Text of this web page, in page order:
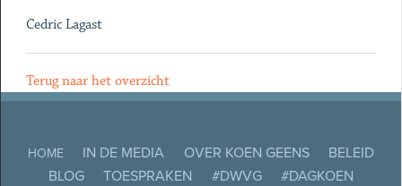
Cedric Lagast
Terug naar het overzicht
HOME IN DE MEDIA OVER KOEN GEENS
BELEID
BLOG
TOESPRAKEN #DWVG
#DAGKOEN